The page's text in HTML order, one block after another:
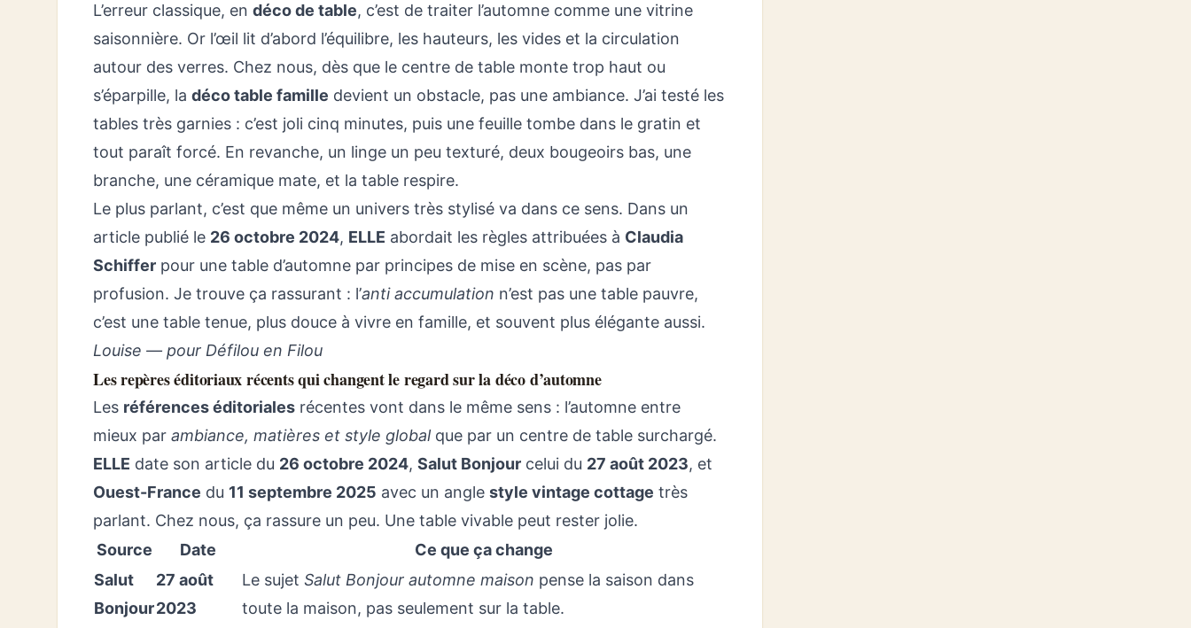
L’erreur classique, en déco de table, c’est de traiter l’automne comme une vitrine
saisonnière. Or l’œil lit d’abord l’équilibre, les hauteurs, les vides et la circulation
autour des verres. Chez nous, dès que le centre de table monte trop haut ou
s’éparpille, la déco table famille devient un obstacle, pas une ambiance. J’ai testé les
tables très garnies : c’est joli cinq minutes, puis une feuille tombe dans le gratin et
tout paraît forcé. En revanche, un linge un peu texturé, deux bougeoirs bas, une
branche, une céramique mate, et la table respire.
Le plus parlant, c’est que même un univers très stylisé va dans ce sens. Dans un
article publié le 26 octobre 2024, ELLE abordait les règles attribuées à Claudia
Schiffer pour une table d’automne par principes de mise en scène, pas par
profusion. Je trouve ça rassurant : l’anti accumulation n’est pas une table pauvre,
c’est une table tenue, plus douce à vivre en famille, et souvent plus élégante aussi.
Louise — pour Défilou en Filou
Les repères éditoriaux récents qui changent le regard sur la déco d’automne
Les références éditoriales récentes vont dans le même sens : l’automne entre
mieux par ambiance, matières et style globalque par un centre de table surchargé.
ELLE date son article du 26 octobre 2024, Salut Bonjour celui du 27 août 2023, et
Ouest-France du 11 septembre 2025 avec un angle style vintage cottage très
parlant. Chez nous, ça rassure un peu. Une table vivable peut rester jolie.
Source
Date
Ce que ça change
Salut
Bonjour
27 août
2023
Le sujet Salut Bonjour automne maison pense la saison dans
toute la maison, pas seulement sur la table.